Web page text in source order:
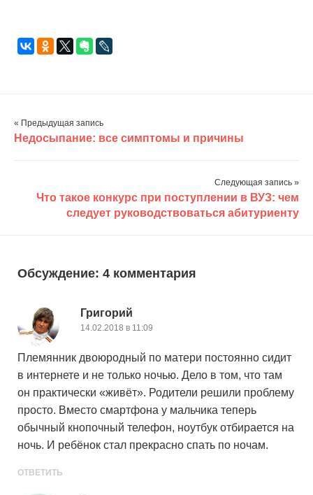
« Предыдущая запись
Недосыпание: все симптомы и причины
Следующая запись »
Что такое конкурс при поступлении в ВУЗ: чем
следует руководствоваться абитуриенту
Обсуждение: 4 комментария
Григорий
14.02.2018 в 11:09
Племянник двоюродный по матери постоянно сидит
в интернете и не только ночью. Дело в том, что там
он практически «живёт». Родители решили проблему
просто. Вместо смартфона у мальчика теперь
обычный кнопочный телефон, ноутбук отбирается на
ночь. И ребёнок стал прекрасно спать по ночам.
ОТВЕТИТЬ